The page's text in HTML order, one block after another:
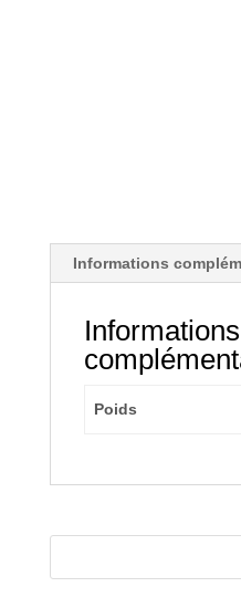
Informations
Informations
Poids